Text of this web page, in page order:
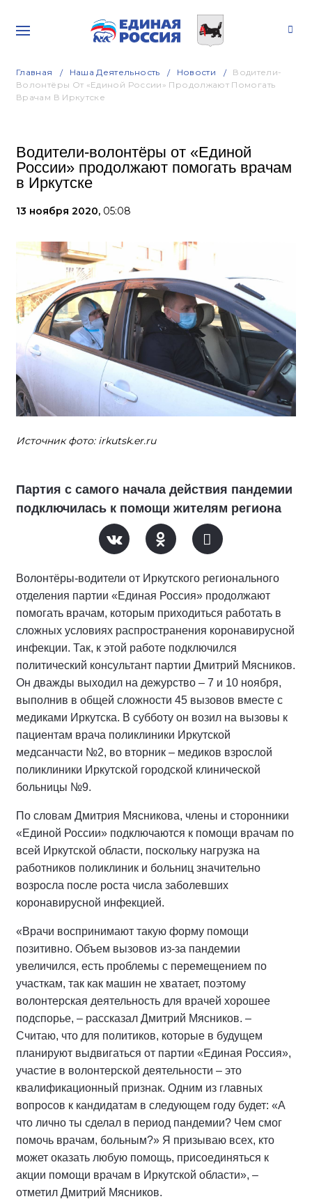
Главная Наша Деятельность Новости
Водители-
Волонтёры От «Единой России» Продолжают Помогать
Врачам В Иркутске
Водители-волонтёры от «Единой
России» продолжают помогать врачам
в Иркутске
13 ноября 2020, 05:08
Источник фото: irkutsk.er.ru
Партия с самого начала действия пандемии
подключилась к помощи жителям региона
Волонтёры-водители от Иркутского регионального
отделения партии «Единая Россия» продолжают
помогать врачам, которым приходиться работать в
сложных условиях распространения коронавирусной
инфекции. Так, к этой работе подключился
политический консультант партии Дмитрий Мясников.
Он дважды выходил на дежурство – 7 и 10 ноября,
выполнив в общей сложности 45 вызовов вместе с
медиками Иркутска. В субботу он возил на вызовы к
пациентам врача поликлиники Иркутской
медсанчасти №2, во вторник – медиков взрослой
поликлиники Иркутской городской клинической
больницы №9.
По словам Дмитрия Мясникова, члены и сторонники
«Единой России» подключаются к помощи врачам по
всей Иркутской области, поскольку нагрузка на
работников поликлиник и больниц значительно
возросла после роста числа заболевших
коронавирусной инфекцией.
«Врачи воспринимают такую форму помощи
позитивно. Объем вызовов из-за пандемии
увеличился, есть проблемы с перемещением по
участкам, так как машин не хватает, поэтому
волонтерская деятельность для врачей хорошее
подспорье, – рассказал Дмитрий Мясников. –
Считаю, что для политиков, которые в будущем
планируют выдвигаться от партии «Единая Россия»,
участие в волонтерской деятельности – это
квалификационный признак. Одним из главных
вопросов к кандидатам в следующем году будет: «А
что лично ты сделал в период пандемии? Чем смог
помочь врачам, больным?» Я призываю всех, кто
может оказать любую помощь, присоединяться к
акции помощи врачам в Иркутской области», –
отметил Дмитрий Мясников.